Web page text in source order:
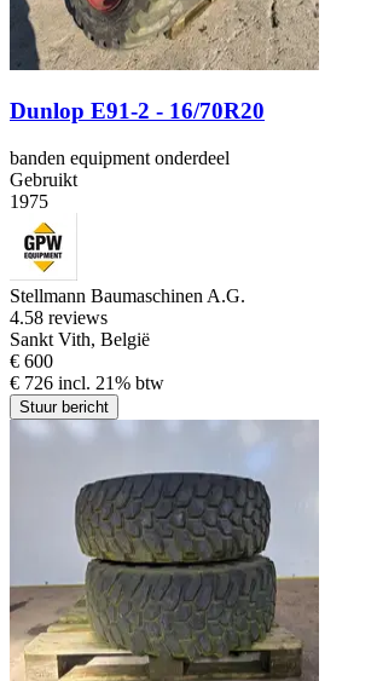
Dunlop E91-2 - 16/70R20
banden equipment onderdeel
Gebruikt
1975
Stellmann Baumaschinen A.G.
4.58 reviews
Sankt Vith, België
€ 600
€ 726 incl. 21% btw
Stuur bericht